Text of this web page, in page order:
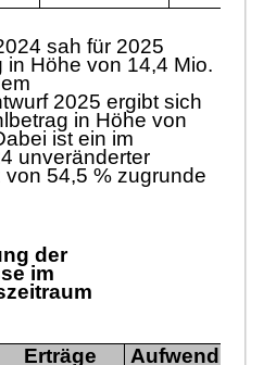
sah für 2025
in Höhe von 14,4 Mio.
2025 ergibt sich
in Höhe von
ist ein im
unveränderter
von 54,5 %zugrunde
der
im
Erträge